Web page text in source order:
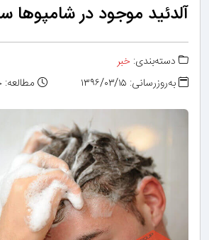
آلدئید موجود در شامپوها
دسته‌بندی: خبر
به‌روزرسانی: ۱۳۹۶/۰۳/۱۵
مطالعه: